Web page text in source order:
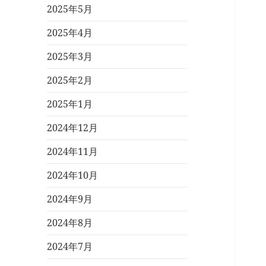
2025年5月
2025年4月
2025年3月
2025年2月
2025年1月
2024年12月
2024年11月
2024年10月
2024年9月
2024年8月
2024年7月